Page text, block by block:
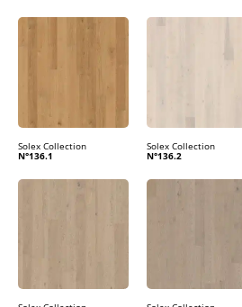
Solex Collection
N°136.1
Solex Collection
N°136.2